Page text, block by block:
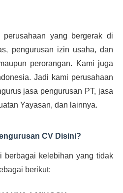
yang bergerak di
pengurusan izin usaha, dan
perorangan. Kami juga
Jadi kami perusahaan
jasa pengurusan PT, jasa
Yayasan, dan lainnya.
CV Disini?
berbagai kelebihan yang tidak
berikut: